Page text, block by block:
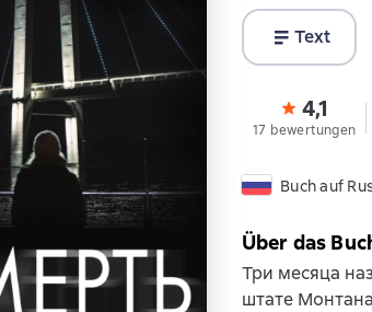
Text
4,1
17 bewertungen
Buch auf
Über das
Три месяца
штате